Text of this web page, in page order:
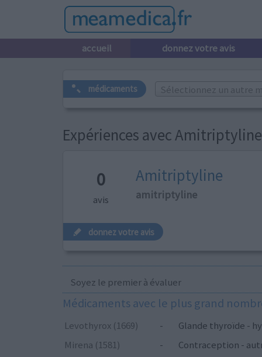
accueil donnez votre avis
médicaments Sélectionnez un autre
Expériences avec Amitriptyline
0
avis
Amitriptyline
amitriptyline
donnez votre avis
Soyez le premier à évaluer
Médicaments avec le plus grand
Levothyrox (1669) -
Glande thyroïde -
Mirena (1581)
-
Contraception -